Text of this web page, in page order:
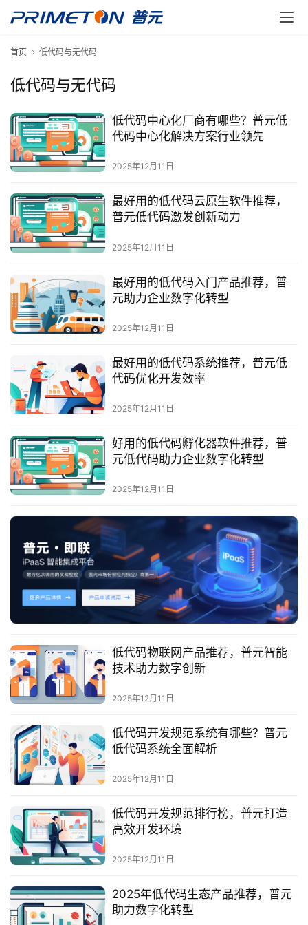
最
新
产
品
解
决
方
案
生
与
合
作
服
与
支
持
了
解
普
元
联
系
我
们
首页 低代码与无代码
低代码与无代码
低代码中心化厂商有哪些？普元低
代码中心化解决方案行业领先
2025年12月11日
最好用的低代码云原生软件推荐，
普元低代码激发创新动力
2025年12月11日
最好用的低代码入门产品推荐，普
元助力企业数字化转型
2025年12月11日
最好用的低代码系统推荐，普元低
代码优化开发效率
2025年12月11日
好用的低代码孵化器软件推荐，普
元低代码助力企业数字化转型
2025年12月11日
低代码物联网产品推荐，普元智能
技术助力数字创新
2025年12月11日
低代码开发规范系统有哪些？普元
低代码系统全面解析
2025年12月11日
低代码开发规范排行榜，普元打造
高效开发环境
2025年12月11日
2025年低代码生态产品推荐，普元
助力数字化转型